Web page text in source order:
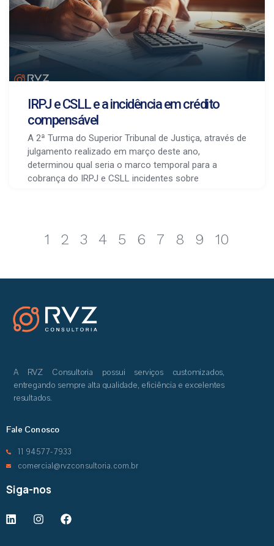
IRPJ e CSLL e a incidência em crédito
compensável
A 2ª Turma do Superior Tribunal de Justiça, através de
julgamento realizado em março deste ano,
determinou qual seria o marco temporal para a
cobrança do IRPJ e CSLL incidentes sobre
1 2 3 4 5 6 7 8 9 10
A RVZ Consultoria possui serviços customizados,
entregando sempre alta qualidade, eficiência e excelentes
resultados.
Fale Conosco
11 94577-7933
comercial@rvzconsultoria.com.br
Siga-nos